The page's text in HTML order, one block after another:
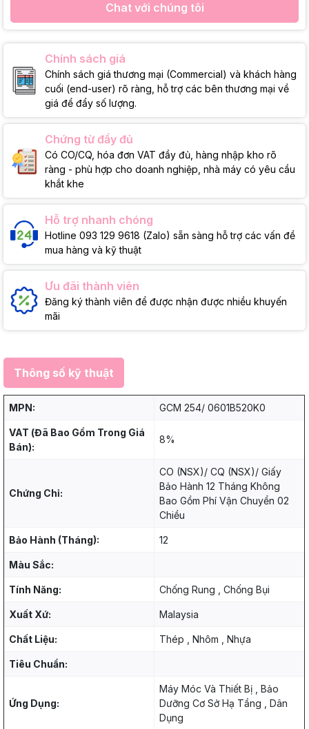
Chat với chúng tôi
Chính sách giá
Chính sách giá thương mại (Commercial) và khách hàng
cuối (end-user) rõ ràng, hỗ trợ các bên thương mại về
giá để đẩy số lượng.
Chứng từ đầy đủ
Có CO/CQ, hóa đơn VAT đầy đủ, hàng nhập kho rõ
ràng - phù hợp cho doanh nghiệp, nhà máy có yêu cầu
khắt khe
Hỗ trợ nhanh chóng
Hotline 093 129 9618 (Zalo) sẵn sàng hỗ trợ các vấn đề
mua hàng và kỹ thuật
Ưu đãi thành viên
Đăng ký thành viên để được nhận được nhiều khuyến
mãi
Thông số kỹ thuật
MPN: GCM 254/ 0601B520K0
VAT (Đã Bao Gồm Trong Giá
Bán):
8%
Chứng Chỉ:
CO (NSX)/ CQ (NSX)/ Giấy
Bảo Hành 12 Tháng Không
Bao Gồm Phí Vận Chuyển 02
Chiều
Bảo Hành (Tháng): 12
Màu Sắc:
Tính Năng: Chống Rung , Chống Bụi
Xuất Xứ: Malaysia
Chất Liệu: Thép , Nhôm , Nhựa
Tiêu Chuẩn:
Ứng Dụng:
Máy Móc Và Thiết Bị , Bảo
Dưỡng Cơ Sở Hạ Tầng , Dân
Dụng